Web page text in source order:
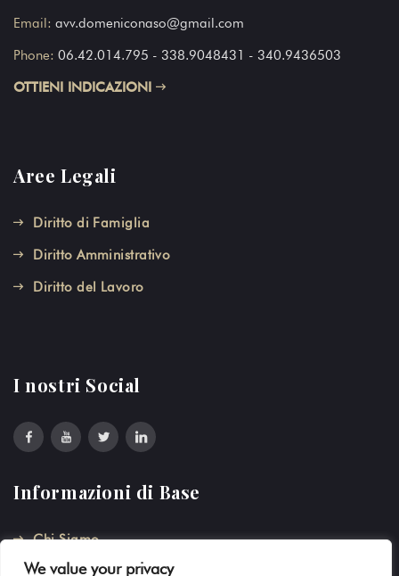
We value your privacy
Email: avv.domeniconaso@gmail.com
Phone: 06.42.014.795 - 338.9048431 - 340.9436503
OTTIENI INDICAZIONI
Aree Legali
Diritto di Famiglia
Diritto Amministrativo
Diritto del Lavoro
I nostri Social
Informazioni di Base
Chi Siamo
Privacy